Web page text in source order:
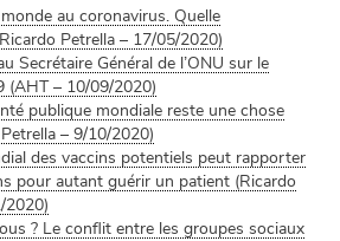
au coronavirus. Quelle
Petrella – 17/05/2020)
Secrétaire Général de l’ONU sur le
(AHT – 10/09/2020)
publique mondiale reste une chose
– 9/10/2020)
des vaccins potentiels peut rapporter
pour autant guérir un patient (Ricardo
2020)
? Le conflit entre les groupes sociaux